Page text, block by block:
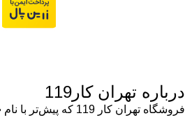
درباره تهران کار119
فروشگاه تهران کار 119